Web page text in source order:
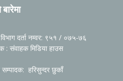
बारेमा
दर्ता नम्वर: ९५१ / ०७५-७६
: संवाहक मिडिया हाउस
सम्पादक: हरिसुन्दर छुकाँ